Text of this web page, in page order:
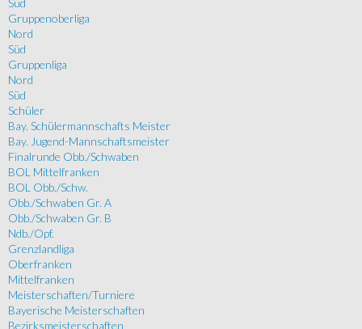
Süd
Gruppenoberliga
Nord
Süd
Gruppenliga
Nord
Süd
Schüler
Bay. Schülermannschafts Meister
Bay. Jugend-Mannschaftsmeister
Finalrunde Obb./Schwaben
BOL Mittelfranken
BOL Obb./Schw.
Obb./Schwaben Gr. A
Obb./Schwaben Gr. B
Ndb./Opf.
Grenzlandliga
Oberfranken
Mittelfranken
Meisterschaften/Turniere
Bayerische Meisterschaften
Bezirksmeisterschaften